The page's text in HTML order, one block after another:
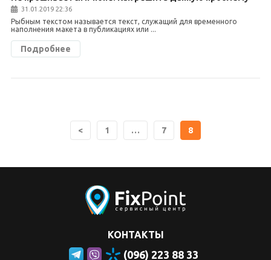
31.01.2019 22:36
Рыбным текстом называется текст, служащий для временного
наполнения макета в публикациях или ...
Подробнее
< 1 … 7 8
КОНТАКТЫ
(096) 223 88 33